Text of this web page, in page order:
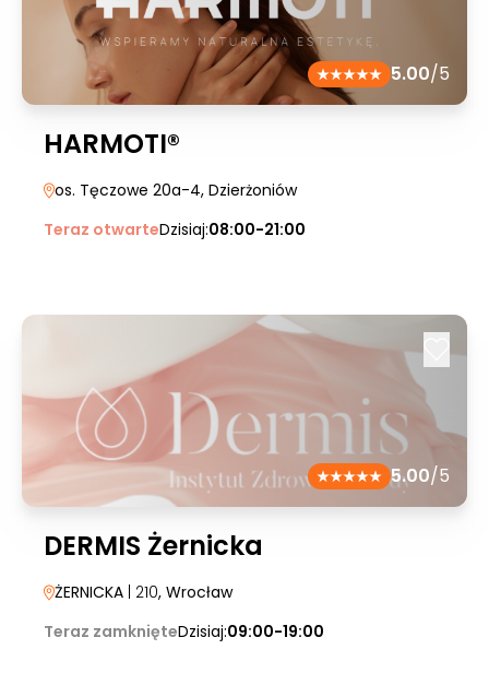
5.00/5
HARMOTI®
os. Tęczowe 20a-4, Dzierżoniów
Teraz otwarteDzisiaj:08:00-21:00
5.00/5
DERMIS Żernicka
ŻERNICKA | 210, Wrocław
Teraz zamknięteDzisiaj:09:00-19:00